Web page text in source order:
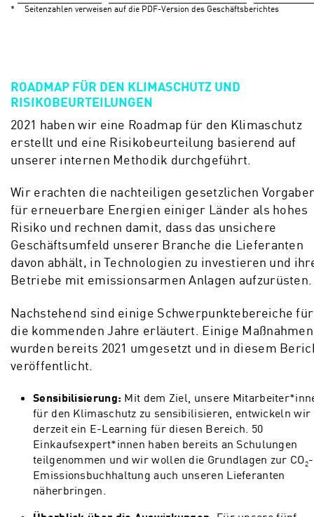
* Seitenzahlen verweisen auf die PDF-Version des Geschäftsberichtes
ROADMAP FÜR DEN KLIMASCHUTZ UND
RISIKOBEURTEILUNGEN
2021 haben wir eine Roadmap für den Klimaschutz
erstellt und eine Risikobeurteilung basierend auf
unserer internen Methodik durchgeführt.
Wir erachten die nachteiligen gesetzlichen
für erneuerbare Energien einiger Länder als hohes
Risiko und rechnen damit, dass das unsichere
Geschäftsumfeld unserer Branche die Lieferanten
davon abhält, in Technologien zu investieren und
Betriebe mit emissionsarmen Anlagen aufzurüsten.
Nachstehend sind einige Schwerpunktebereiche für
die kommenden Jahre erläutert. Einige Maßnahmen
wurden bereits 2021 umgesetzt und in diesem
veröffentlicht.
Sensibilisierung: Mit dem Ziel, unsere
für den Klimaschutz zu sensibilisieren, entwickeln wir
derzeit ein E-Learning für diesen Bereich. 50
Einkaufsexpert*innen haben bereits an Schulungen
teilgenommen und wir wollen die Grundlagen zur CO2-
Emissionsbuchhaltung auch unseren Lieferanten
näherbringen.